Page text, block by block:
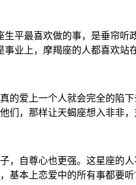
平最喜欢做的事，是垂帘
业上，摩羯座的人都喜欢站
的爱上一个人就会完全的陷
们，那样让天蝎座想入非非
，自尊心也更强。这星座的
基本上恋爱中的所有事都要